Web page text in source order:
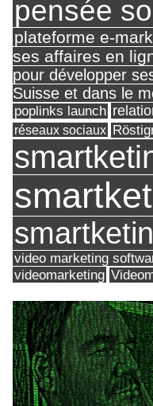
pensée
plateforme e-
ses affaires en
pour développer
Suisse et dans le
poplinks launch
réseaux sociaux
video marketing
videomarketing